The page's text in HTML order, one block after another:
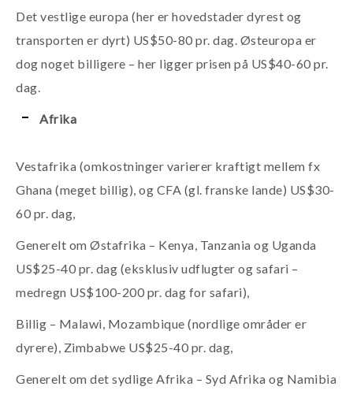
Det vestlige europa (her er hovedstader dyrest og
transporten er dyrt) US$50-80 pr. dag. Østeuropa er
dog noget billigere – her ligger prisen på US$40-60 pr.
dag.
Afrika
Vestafrika (omkostninger varierer kraftigt mellem fx
Ghana (meget billig), og CFA (gl. franske lande) US$30-
60 pr. dag,
Generelt om Østafrika – Kenya, Tanzania og Uganda
US$25-40 pr. dag (eksklusiv udflugter og safari –
medregn US$100-200 pr. dag for safari),
Billig – Malawi, Mozambique (nordlige områder er
dyrere), Zimbabwe US$25-40 pr. dag,
Generelt om det sydlige Afrika – Syd Afrika og Namibia